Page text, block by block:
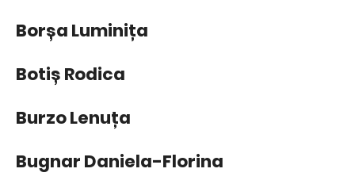
Borșa Luminița
Botiș Rodica
Burzo Lenuța
Bugnar Daniela-Florina